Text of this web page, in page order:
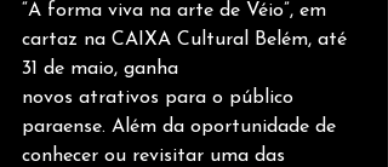
“A forma viva na arte de Véio”, em
cartaz na CAIXA Cultural Belém, até
31 de maio, ganha
novos atrativos para o público
paraense. Além da oportunidade de
conhecer ou revisitar uma das